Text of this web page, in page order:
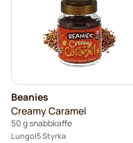
Beanies
Creamy Caramel
50 g snabbkaffe
Lungo 5 Styrka